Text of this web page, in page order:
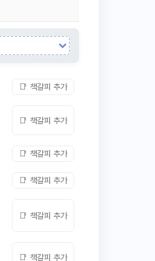
📑 책갈피 추가
📑 책갈피 추가
📑 책갈피 추가
📑 책갈피 추가
📑 책갈피 추가
📑 책갈피 추가